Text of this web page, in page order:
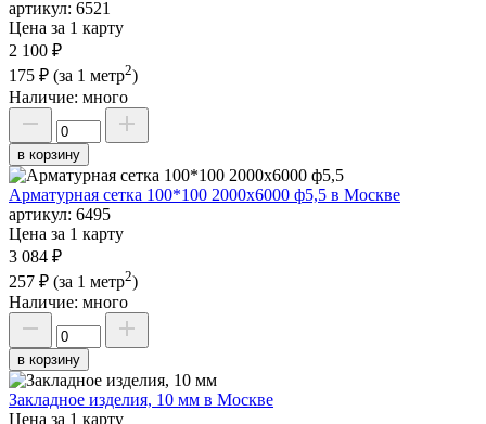
артикул: 6521
Цена за 1 карту
2 100 ₽
175 ₽ (за 1 метр2)
Наличие: много
в корзину
Арматурная сетка 100*100 2000х6000 ф5,5 в Москве
артикул: 6495
Цена за 1 карту
3 084 ₽
257 ₽ (за 1 метр2)
Наличие: много
в корзину
Закладное изделия, 10 мм в Москве
Цена за 1 карту